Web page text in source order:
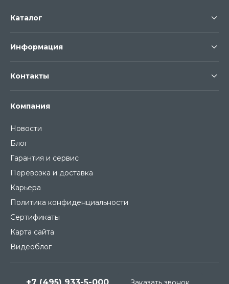
Компания
Новости
Блог
Гарантия и сервис
Перевозка и доставка
Карьера
Политика конфиденциальности
Сертификаты
Карта сайта
Видеоблог
Каталог
Информация
Контакты